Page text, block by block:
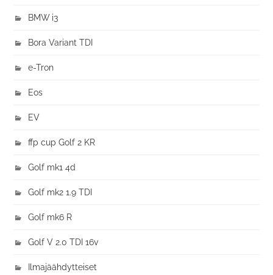
BMW i3
Bora Variant TDI
e-Tron
Eos
EV
ffp cup Golf 2 KR
Golf mk1 4d
Golf mk2 1.9 TDI
Golf mk6 R
Golf V 2.0 TDI 16v
Ilmajäähdytteiset